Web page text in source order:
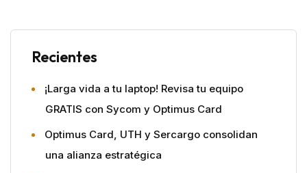
Recientes
¡Larga vida a tu laptop! Revisa tu equipo
GRATIS con Sycom y Optimus Card
Optimus Card, UTH y Sercargo consolidan
una alianza estratégica